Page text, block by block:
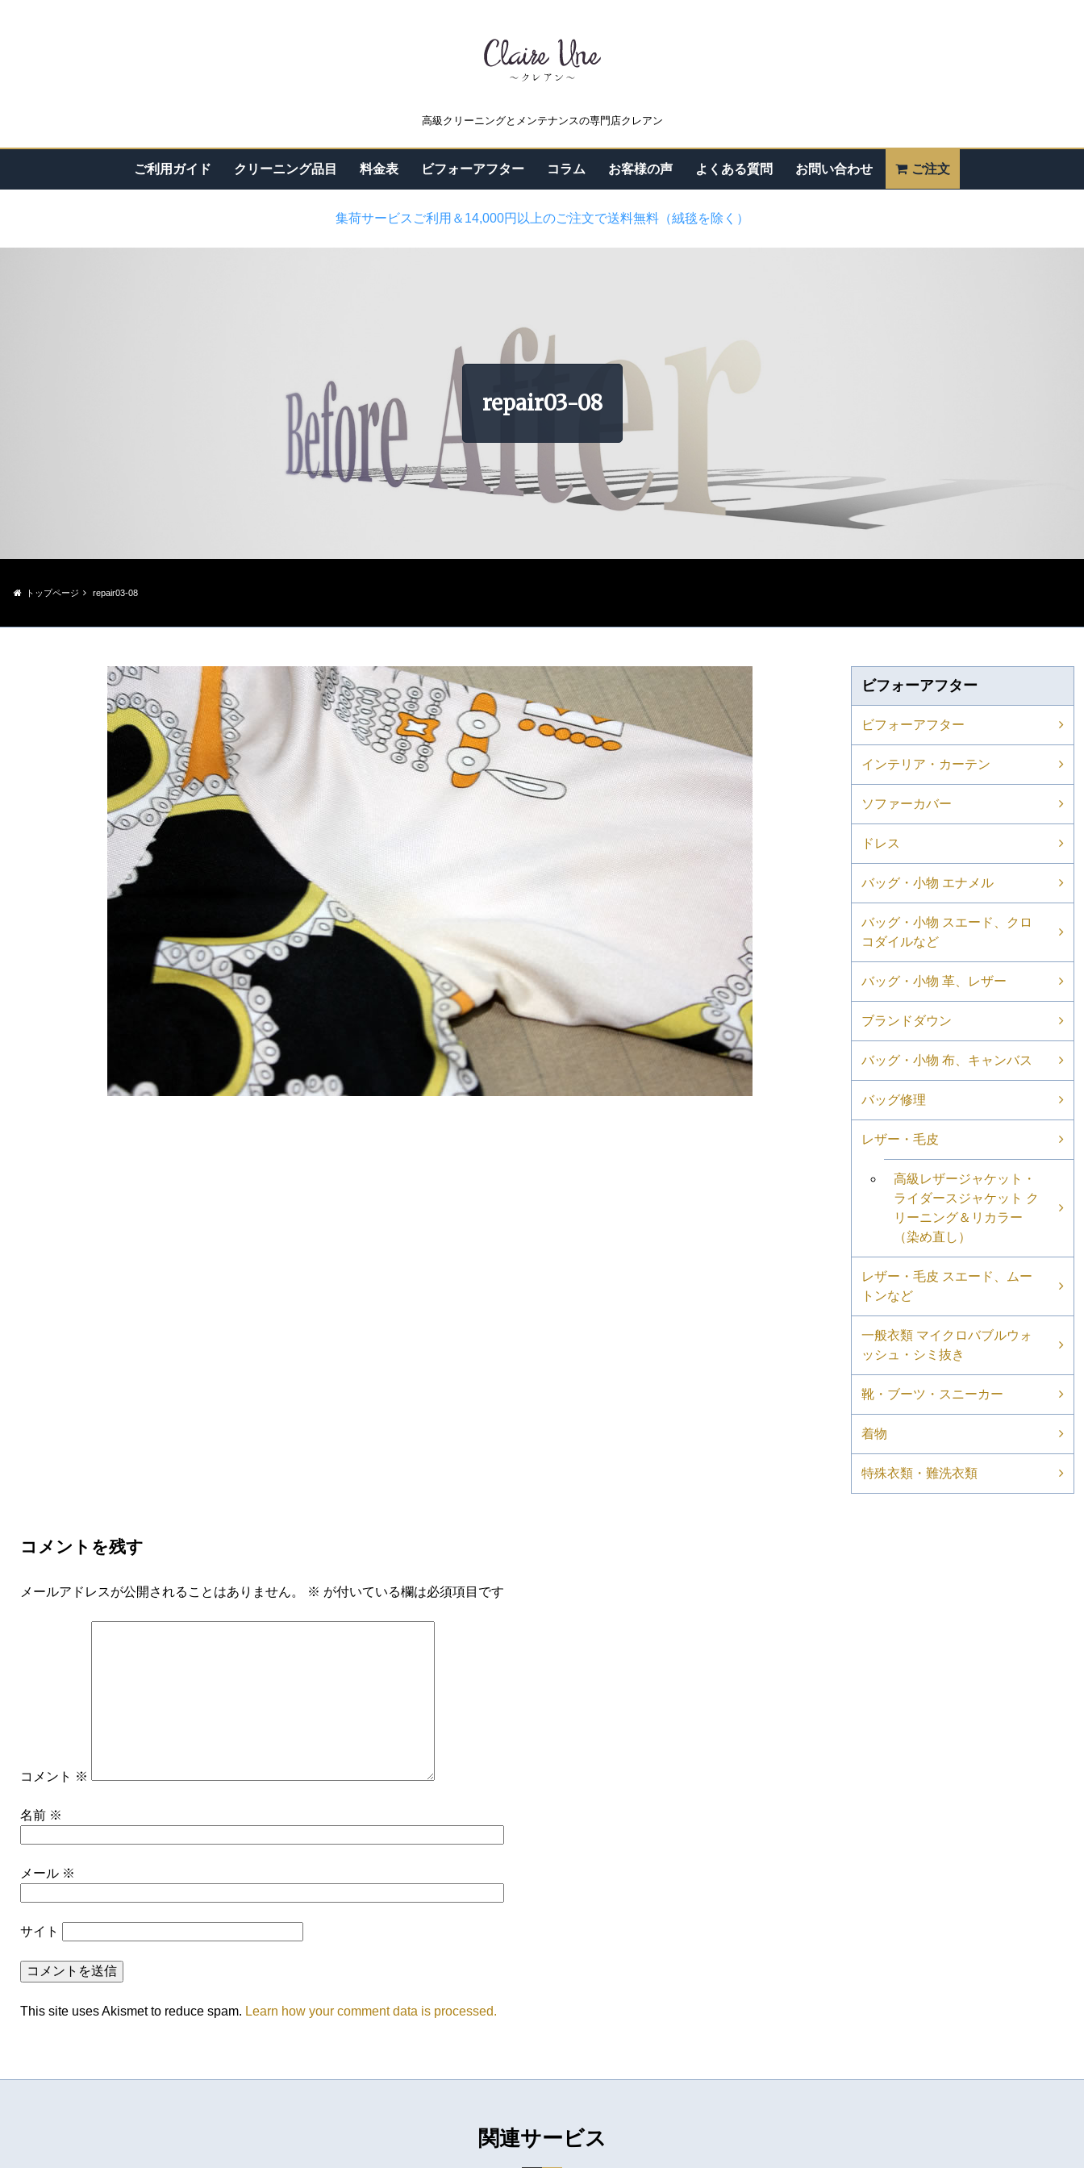
高級クリーニングとメンテナンスの専門店クレアン
ご利用ガイド クリーニング品目 料金表 ビフォーアフター コラム お客様の声 よくある質問 お問い合わせ ご注文
集荷サービスご利用＆14,000円以上のご注文で送料無料（絨毯を除く）
repair03-08
トップページ repair03-08
ビフォーアフター
ビフォーアフター
インテリア・カーテン
ソファーカバー
ドレス
バッグ・小物 エナメル
バッグ・小物 スエード、クロ
コダイルなど
バッグ・小物 革、レザー
ブランドダウン
バッグ・小物 布、キャンバス
バッグ修理
レザー・毛皮
高級レザージャケット・
ライダースジャケット ク
リーニング＆リカラー
（染め直し）
レザー・毛皮 スエード、ムー
トンなど
一般衣類 マイクロバブルウォ
ッシュ・シミ抜き
靴・ブーツ・スニーカー
着物
特殊衣類・難洗衣類
コメントを残す
メールアドレスが公開されることはありません。 ※ が付いている欄は必須項目です
コメント ※
名前 ※
メール ※
サイト
This site uses Akismet to reduce spam. Learn how your comment data is processed.
関連サービス